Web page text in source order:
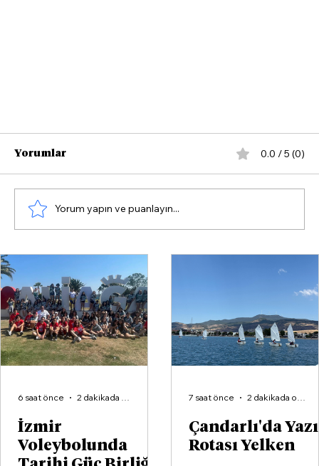
İzmir
Voleybolunda
6 saat önce 2 dakikada okunur
Çandarlı'da
Rotası Yelken
7 saat önce 2 dakikada okunur
Bakan Işıkhan’ın Çandarlı Ziyaretinin
Perde Arkası Netleşti
Yorumlar 0.0 / 5 (0)
Yorum yapın ve puanlayın...